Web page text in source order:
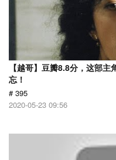
【越哥】豆瓣8.8分，这部
忘！
# 395
2020-05-23 09:56